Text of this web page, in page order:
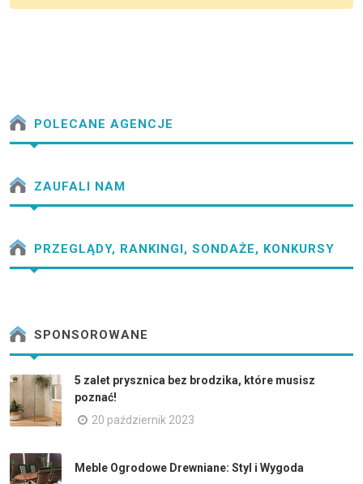
POLECANE AGENCJE
ZAUFALI NAM
PRZEGLĄDY, RANKINGI, SONDAŻE, KONKURSY
SPONSOROWANE
5 zalet prysznica bez brodzika, które musisz
poznać!
20 październik 2023
Meble Ogrodowe Drewniane: Styl i Wygoda